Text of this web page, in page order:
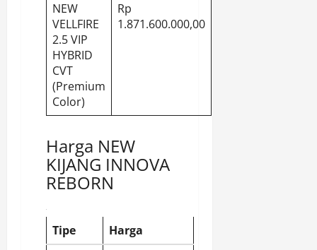
NEW
VELLFIRE
2.5 VIP
HYBRID
CVT
(Premium
Color)
Rp
1.871.600.000,00
Harga NEW
KIJANG INNOVA
REBORN
Tipe
Harga